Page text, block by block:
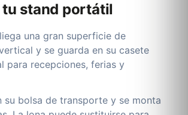
stand portátil
una gran superficie de
y se guarda en su casete
para recepciones, ferias y
su bolsa de transporte y se monta